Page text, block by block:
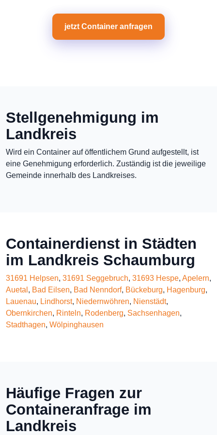
jetzt Container anfragen
Stellgenehmigung im
Landkreis
Wird ein Container auf öffentlichem Grund aufgestellt, ist
eine Genehmigung erforderlich. Zuständig ist die jeweilige
Gemeinde innerhalb des Landkreises.
Containerdienst in Städten
im Landkreis Schaumburg
31691 Helpsen, 31691 Seggebruch, 31693 Hespe, Apelern,
Auetal , Bad Eilsen, Bad Nenndorf, Bückeburg, Hagenburg,
Lauenau, Lindhorst, Niedernwöhren, Nienstädt,
Obernkirchen, Rinteln, Rodenberg, Sachsenhagen,
Stadthagen, Wölpinghausen
Häufige Fragen zur
Containeranfrage im
Landkreis